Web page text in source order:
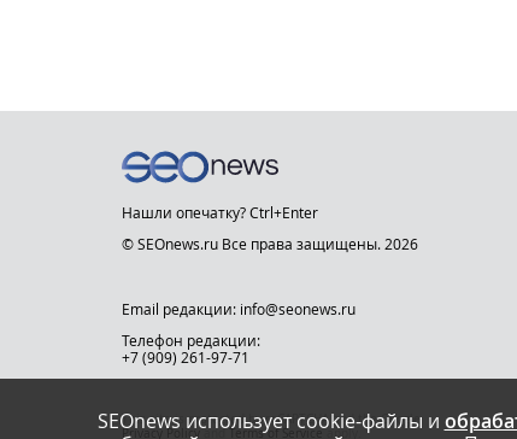
SEOnews использует cookie-файлы и
Нашли опечатку? Ctrl+Enter
© SEOnews.ru Все права защищены. 2026
Email редакции: info@seonews.ru
Телефон редакции:
+7 (909) 261-97-71
This site is protected by reCAPTCHA and the Google
Privacy Policyand Terms of Serviceapply.